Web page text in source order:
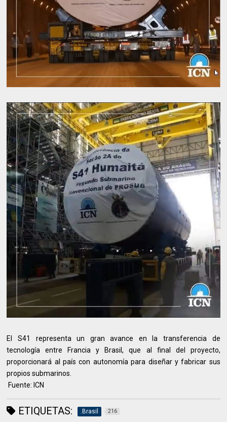
El S41 representa un gran avance en la transferencia de
tecnología entre Francia y Brasil, que al final del proyecto,
proporcionará al país con autonomía para diseñar y fabricar sus
propios submarinos.
Fuente: ICN
ETIQUETAS: .Brasil 216